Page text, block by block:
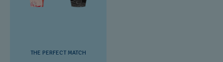
THE PERFECT MATCH